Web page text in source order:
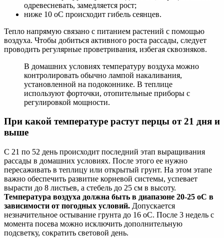
одревесневать, замедляется рост;
ниже 10 oC происходит гибель сеянцев.
Тепло напрямую связано с питанием растений с помощью
воздуха. Чтобы добиться активного роста рассады, следует
проводить регулярные проветривания, избегая сквозняков.
В домашних условиях температуру воздуха можно
контролировать обычно лампой накаливания,
установленной на подоконнике. В теплице
используют форточки, отопительные приборы с
регулировкой мощности.
При какой температуре растут перцы от 21 дня и
выше
С 21 по 52 день происходит последний этап выращивания
рассады в домашних условиях. После этого ее нужно
пересаживать в теплицу или открытый грунт. На этом этапе
важно обеспечить развитие корневой системы, успевает
вырасти до 8 листьев, а стебель до 25 см в высоту.
Температура воздуха должна быть в диапазоне 20-25 oC в
зависимости от погодных условий. Допускается
незначительное остывание грунта до 16 oC. После 3 недель с
момента посева можно исключить дополнительную
подсветку, сократить световой день.